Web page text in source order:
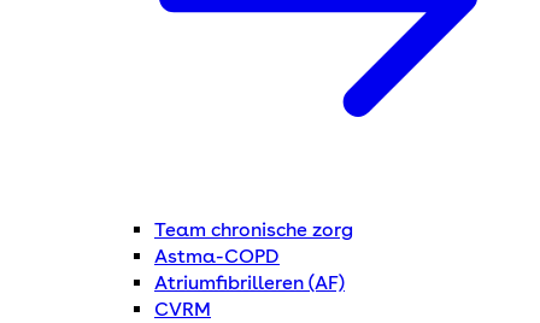
Team chronische zorg
Astma-COPD
Atriumfibrilleren (AF)
CVRM